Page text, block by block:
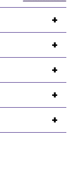
+
+
+
+
+